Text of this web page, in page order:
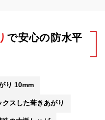
で安心の防水平
り 10mm
スした葺きあがり